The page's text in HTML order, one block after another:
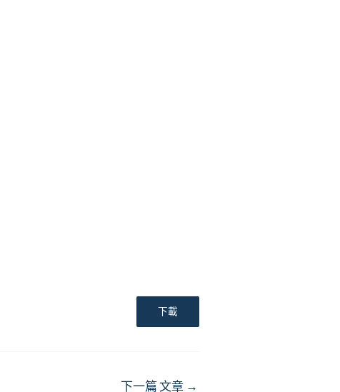
下載
下一篇 文章 →